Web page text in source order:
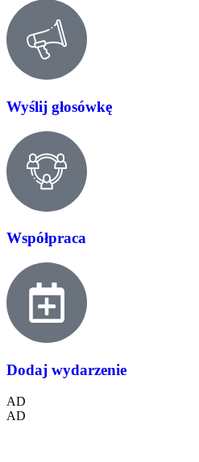
Wyślij głosówkę
Współpraca
Dodaj wydarzenie
AD
AD